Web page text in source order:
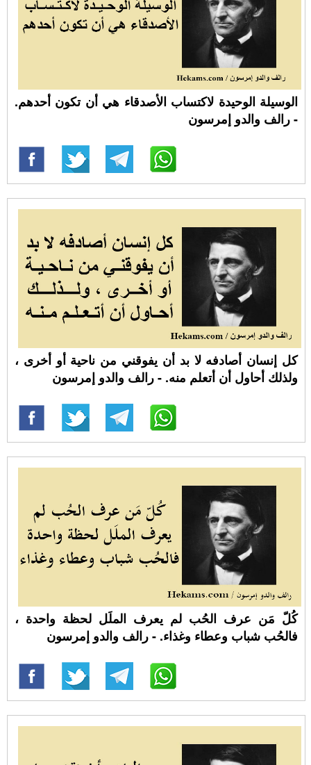
الوسيلة الوحيدة لاكتساب الأصدقاء هي أن تكون أحدهم.
- رالف والدو إمرسون
كل إنسان أصادفه لا بد أن يفوقني من ناحية أو أخرى ،
ولذلك أحاول أن أتعلم منه. - رالف والدو إمرسون
كُلّ مَن عرف الحُب لم يعرف الملَل لحظة واحدة ،
فالحُب شباب وعطاء وغذاء. - رالف والدو إمرسون